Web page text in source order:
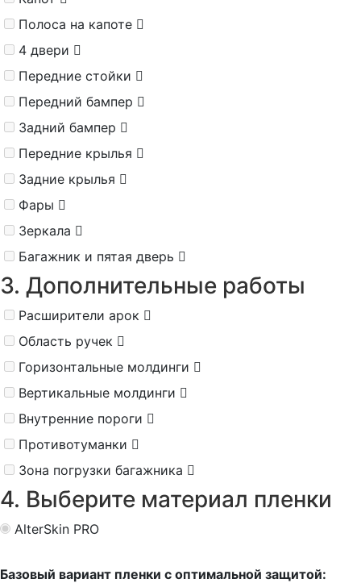
Полоса на капоте
4 двери
Передние стойки
Передний бампер
Задний бампер
Передние крылья
Задние крылья
Фары
Зеркала
Багажник и пятая дверь
3. Дополнительные работы
Расширители арок
Область ручек
Горизонтальные молдинги
Вертикальные молдинги
Внутренние пороги
Противотуманки
Зона погрузки багажника
4. Выберите материал пленки
AlterSkin PRO
Базовый вариант пленки с оптимальной защитой: